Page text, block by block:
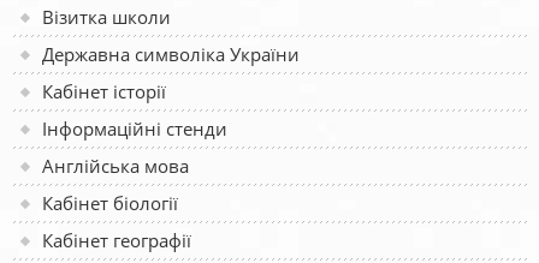
Візитка школи
Державна символіка України
Кабінет історії
Інформаційні стенди
Англійська мова
Кабінет біології
Кабінет географії